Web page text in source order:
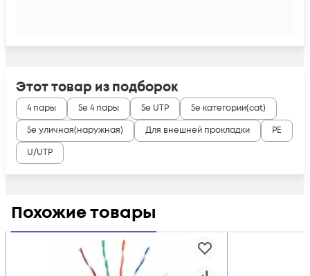
Этот товар из подборок
4 пары 5e 4 пары 5e UTP
5e категории(cat)
5e уличная(наружная)
Для внешней прокладки
PE
U/UTP
Похожие товары